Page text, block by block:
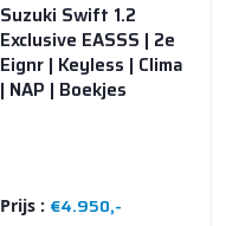
Suzuki Swift 1.2
Exclusive EASSS | 2e
Eignr | Keyless | Clima
| NAP | Boekjes
Prijs : €4.950,-